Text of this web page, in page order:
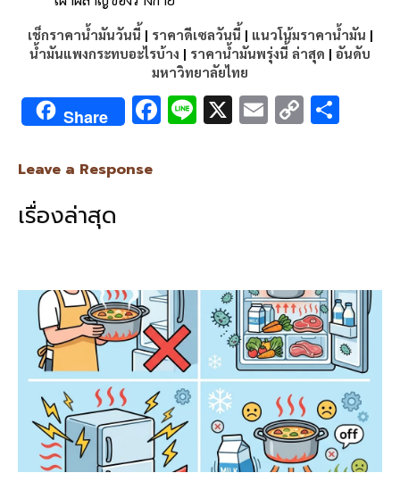
เช็กราคาน้ำมันวันนี้ | ราคาดีเซลวันนี้ | แนวโน้มราคาน้ำมัน |
น้ำมันแพงกระทบอะไรบ้าง | ราคาน้ำมันพรุ่งนี้ ล่าสุด | อันดับ
มหาวิทยาลัยไทย
Share F
k
Li X E C
Leave a Response
เรื่องล่าสุด